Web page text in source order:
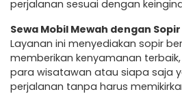
perjalanan sesuai dengan
Sewa Mobil Mewah dengan
Layanan ini menyediakan sopir
memberikan kenyamanan
para wisatawan atau siapa saja
perjalanan tanpa harus